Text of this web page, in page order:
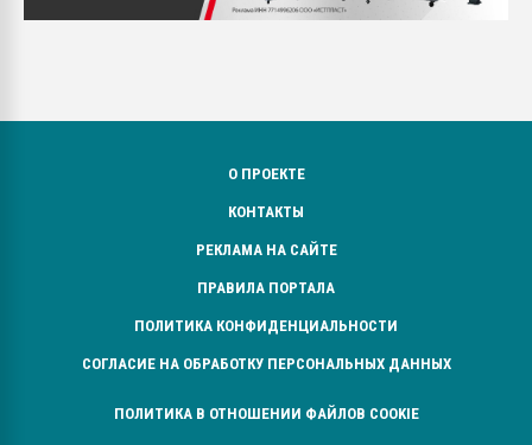
О ПРОЕКТЕ
КОНТАКТЫ
РЕКЛАМА НА САЙТЕ
ПРАВИЛА ПОРТАЛА
ПОЛИТИКА КОНФИДЕНЦИАЛЬНОСТИ
СОГЛАСИЕ НА ОБРАБОТКУ ПЕРСОНАЛЬНЫХ ДАННЫХ
ПОЛИТИКА В ОТНОШЕНИИ ФАЙЛОВ COOKIE